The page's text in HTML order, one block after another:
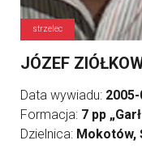
strzelec
JÓZEF
Data wywiadu:
Formacja: 7 pp
Dzielnica: Mokotów,